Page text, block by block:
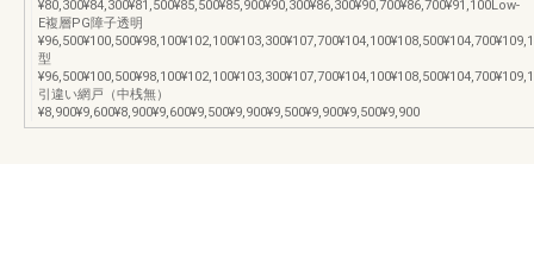
¥80,300¥84,300¥81,500¥85,500¥85,900¥90,300¥86,300¥90,700¥86,700¥91,100Low-
E複層PG障子透明
型
引違い網戸（中桟無）
¥8,900¥9,600¥8,900¥9,600¥9,500¥9,900¥9,500¥9,900¥9,500¥9,900